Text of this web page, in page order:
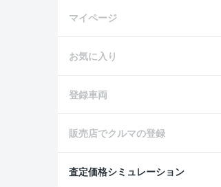
マイページ
お気に入り
登録車両
販売店でクルマの登録
査定価格シミュレーション